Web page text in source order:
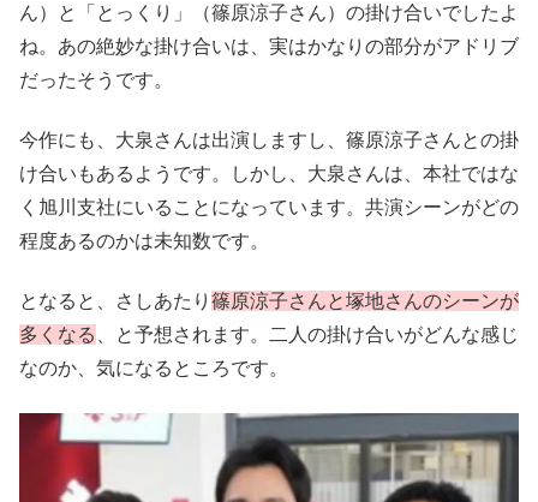
ん）と「とっくり」（篠原涼子さん）の掛け合いでしたよ
ね。あの絶妙な掛け合いは、実はかなりの部分がアドリブ
だったそうです。
今作にも、大泉さんは出演しますし、篠原涼子さんとの掛
け合いもあるようです。しかし、大泉さんは、本社ではな
く旭川支社にいることになっています。共演シーンがどの
程度あるのかは未知数です。
となると、さしあたり 篠原涼子さんと塚地さんのシーンが
多くなる 、と予想されます。二人の掛け合いがどんな感じ
なのか、気になるところです。